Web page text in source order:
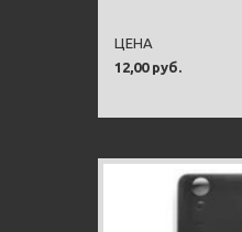
12,00 руб.
ЦЕНА